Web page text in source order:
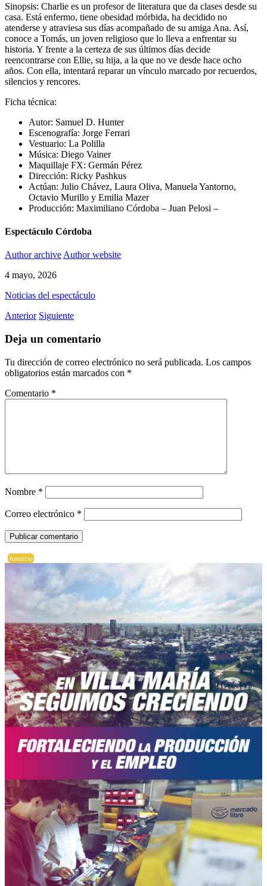
Sinopsis: Charlie es un profesor de literatura que da clases desde su
casa. Está enfermo, tiene obesidad mórbida, ha decidido no
atenderse y atraviesa sus días acompañado de su amiga Ana. Así,
conoce a Tomás, un joven religioso que lo lleva a enfrentar su
historia. Y frente a la certeza de sus últimos días decide
reencontrarse con Ellie, su hija, a la que no ve desde hace ocho
años. Con ella, intentará reparar un vínculo marcado por recuerdos,
silencios y rencores.
Ficha técnica:
Autor: Samuel D. Hunter
Escenografía: Jorge Ferrari
Vestuario: La Polilla
Música: Diego Vainer
Maquillaje FX: Germán Pérez
Dirección: Ricky Pashkus
Actúan: Julio Chávez, Laura Oliva, Manuela Yantorno,
Octavio Murillo y Emilia Mazer
Producción: Maximiliano Córdoba – Juan Pelosi –
Espectáculo Córdoba
Author archiveAuthor website
4 mayo, 2026
Noticias del espectáculo
Anterior Siguiente
Deja un comentario
Tu dirección de correo electrónico no será publicada. Los campos
obligatorios están marcados con *
Comentario *
Nombre *
Correo electrónico *
Anuncio